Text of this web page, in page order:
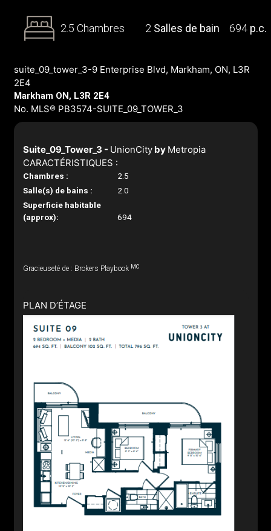
2.5 Chambres 2 Salles de bain 694 p.c.
suite_09_tower_3-9 Enterprise Blvd, Markham, ON, L3R
2E4
Markham ON, L3R 2E4
No. MLS® PB3574-SUITE_09_TOWER_3
Suite_09_Tower_3 - UnionCityby Metropia
CARACTÉRISTIQUES :
Chambres :
2.5
Salle(s) de bains :
2.0
Superficie habitable
(approx):
694
Gracieuseté de : Brokers Playbook MC
PLAN D’ÉTAGE